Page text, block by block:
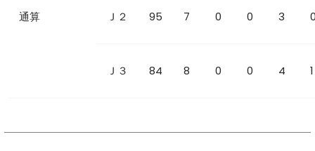
通算 Ｊ２ 95 7 0 0 3
Ｊ３ 84 8 0 0 4 1